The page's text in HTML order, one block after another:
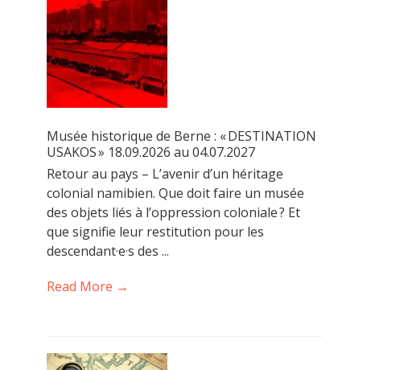
Musée historique de Berne : « DESTINATION
USAKOS » 18.09.2026 au 04.07.2027
Retour au pays – L’avenir d’un héritage
colonial namibien. Que doit faire un musée
des objets liés à l’oppression coloniale ? Et
que signifie leur restitution pour les
descendant·e·s des ...
Read More →